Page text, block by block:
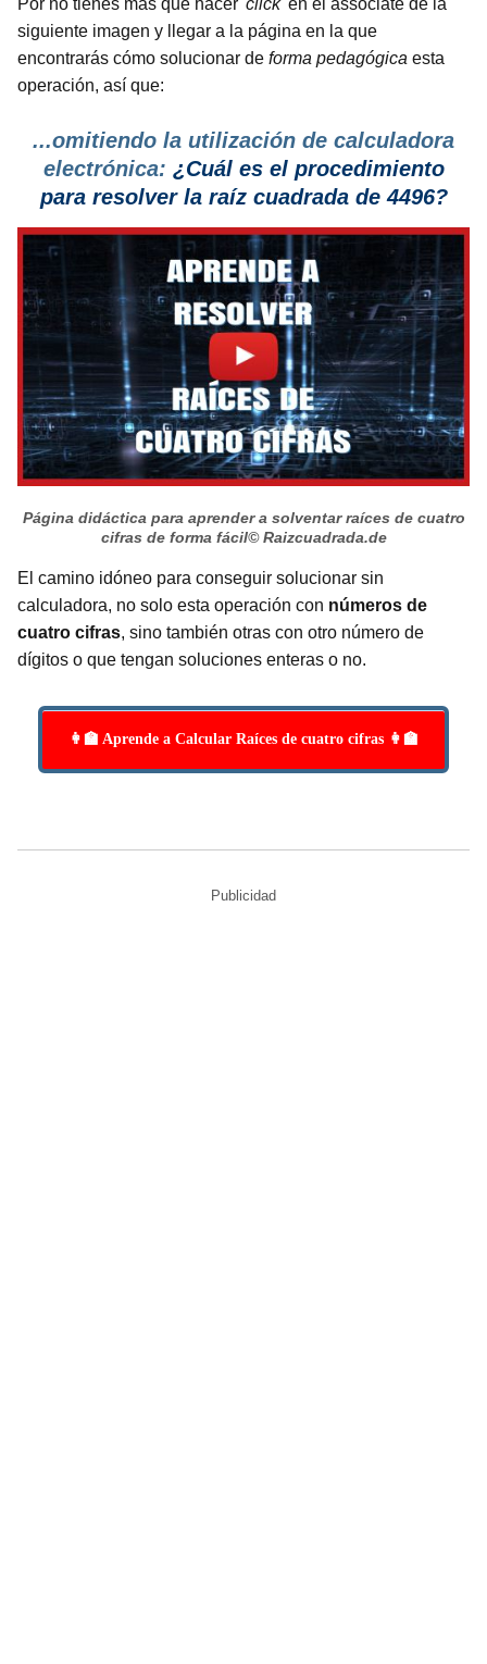
Por no tienes más que hacer 'click' en el associate de la
siguiente imagen y llegar a la página en la que
encontrarás cómo solucionar de forma pedagógica esta
operación, así que:
...omitiendo la utilización de calculadora
electrónica: ¿Cuál es el procedimiento
para resolver la raíz cuadrada de 4496?
Página didáctica para aprender a solventar raíces de cuatro
cifras de forma fácil© Raizcuadrada.de
El camino idóneo para conseguir solucionar sin
calculadora, no solo esta operación con números de
cuatro cifras, sino también otras con otro número de
dígitos o que tengan soluciones enteras o no.
👩‍🏫 Aprende a Calcular Raíces de cuatro cifras 👩‍🏫
Publicidad